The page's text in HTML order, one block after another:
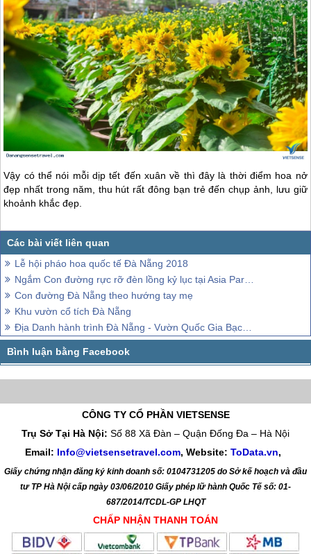
Vậy có thể nói mỗi dịp tết đến xuân về thì đây là thời điểm hoa nở
đẹp nhất trong năm, thu hút rất đông bạn trẻ đến chụp ảnh, lưu giữ
khoảnh khắc đẹp.
Lễ hội pháo hoa quốc tế Đà Nẵng 2018
Ngắm Con đường rực rỡ đèn lồng kỷ lục tại Asia Park Đà Nẵng
Con đường Đà Nẵng theo hướng tay mẹ
Khu vườn cổ tích Đà Nẵng
Địa Danh hành trình Đà Nẵng - Vườn Quốc Gia Bạch Mã
CÔNG TY CỔ PHẦN VIETSENSE
Trụ Sở Tại Hà Nội: Số 88 Xã Đàn – Quận Đống Đa – Hà Nội
Email: Info@vietsensetravel.com, Website: ToData.vn,
Giấy chứng nhận đăng ký kinh doanh số: 0104731205 do Sở kế hoạch và đầu
tư TP Hà Nội cấp ngày 03/06/2010 Giấy phép lữ hành Quốc Tế số: 01-
687/2014/TCDL-GP LHQT
CHẤP NHẬN THANH TOÁN